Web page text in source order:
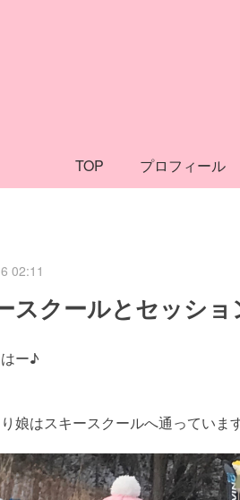
TOP プロフィール
02:11
スクールとセッショ
ー♪
娘はスキースクールへ通っていま